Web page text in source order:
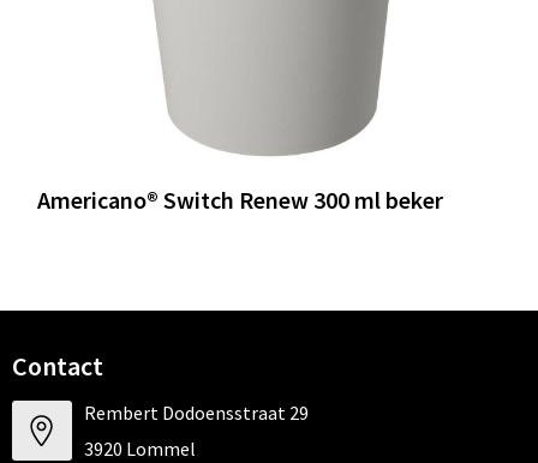
Americano® Switch Renew 300 ml beker
Contact
Rembert Dodoensstraat 29
3920 Lommel